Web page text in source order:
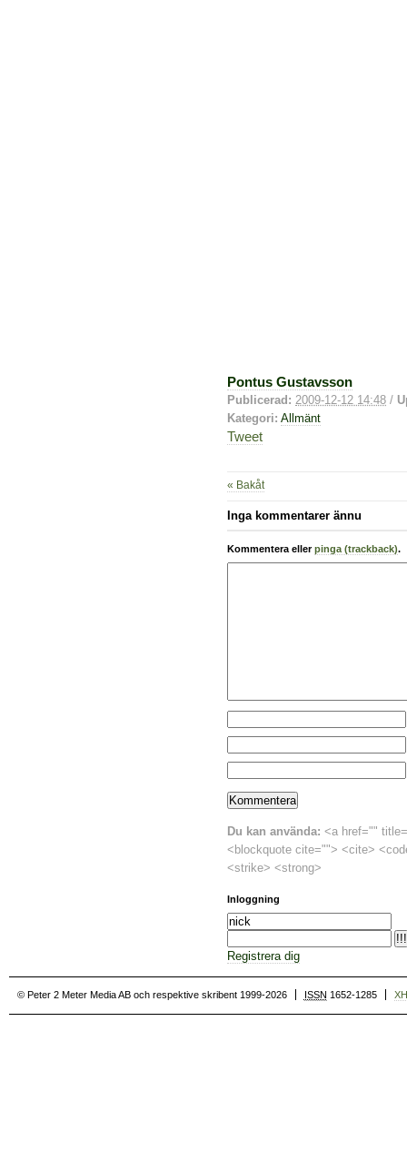
Pontus Gustavsson
Publicerad: 2009-12-12 14:48 /
Kategori: Allmänt
Tweet
« Bakåt
Inga kommentarer ännu
Kommentera ellerpinga (trackback).
Du kan använda: <a href=""
<blockquote cite=""> <cite>
<strike> <strong>
Inloggning
Registrera dig
© Peter 2 Meter Media AB och respektive skribent 1999-2026 ISSN 1652-1285